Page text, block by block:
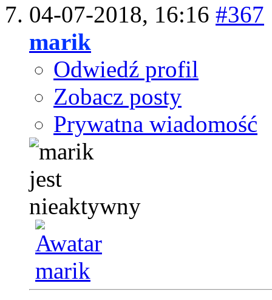
04-07-2018, 16:16 #367
marik
Odwiedź profil
Zobacz posty
Prywatna wiadomość